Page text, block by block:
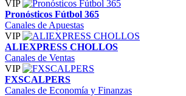
VIP
Pronósticos Fútbol 365
Canales de Apuestas
VIP
ALIEXPRESS CHOLLOS
Canales de Ventas
VIP
FXSCALPERS
Canales de Economía y Finanzas